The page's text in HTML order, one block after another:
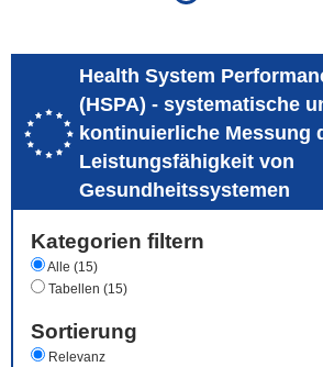
auch in allen Texten suchen (Volltextsuche)
auch Synonyme einbeziehen
auch ähnlich geschriebenes einbeziehen
Health System
(HSPA) - systematische
kontinuierliche Messung
Leistungsfähigkeit von
Gesundheitssystemen
Kategorien filtern
Alle (15)
Tabellen (15)
Sortierung
Relevanz